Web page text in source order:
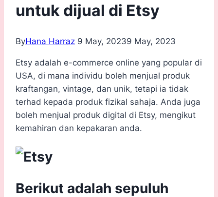
untuk dijual di Etsy
ByHana Harraz 9 May, 20239 May, 2023
Etsy adalah e-commerce online yang popular di
USA, di mana individu boleh menjual produk
kraftangan, vintage, dan unik, tetapi ia tidak
terhad kepada produk fizikal sahaja. Anda juga
boleh menjual produk digital di Etsy, mengikut
kemahiran dan kepakaran anda.
Berikut adalah sepuluh